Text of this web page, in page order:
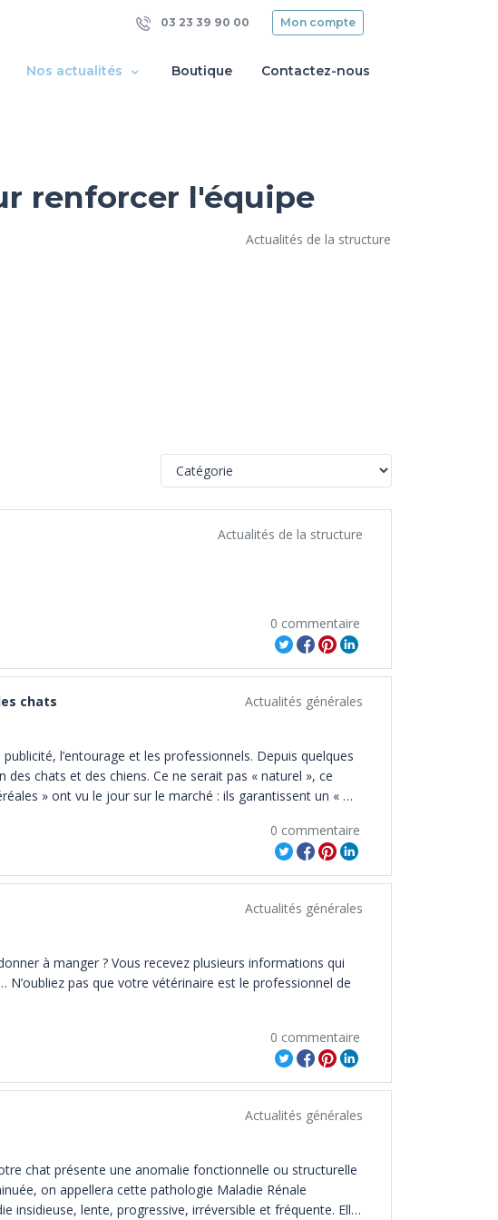
Nos actualités Boutique Contactez-nous
03 23 39 90 00 Mon compte
renforcer l'équipe
Actualités de la structure
Actualités de la structure
0 commentaire
chats
Actualités générales
l’entourage et les professionnels. Depuis quelques
chats et des chiens. Ce ne serait pas « naturel », ce
» ont vu le jour sur le marché : ils garantissent un «
0 commentaire
Actualités générales
à manger ? Vous recevez plusieurs informations qui
pas que votre vétérinaire est le professionnel de
0 commentaire
Actualités générales
chat présente une anomalie fonctionnelle ou structurelle
on appellera cette pathologie Maladie Rénale
insidieuse, lente, progressive, irréversible et fréquente. Elle